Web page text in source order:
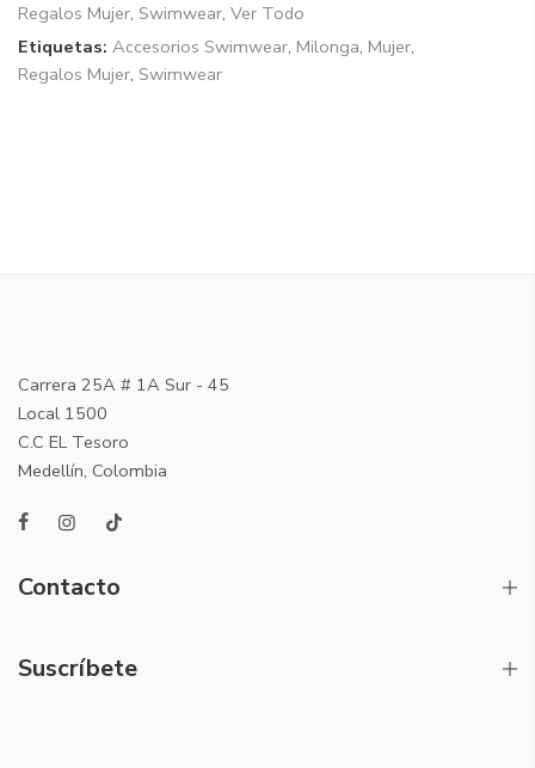
Regalos Mujer, Swimwear, Ver Todo
Etiquetas: Accesorios Swimwear, Milonga, Mujer,
Regalos Mujer, Swimwear
Carrera 25A # 1A Sur - 45
Local 1500
C.C EL Tesoro
Medellín, Colombia
Contacto
Suscríbete